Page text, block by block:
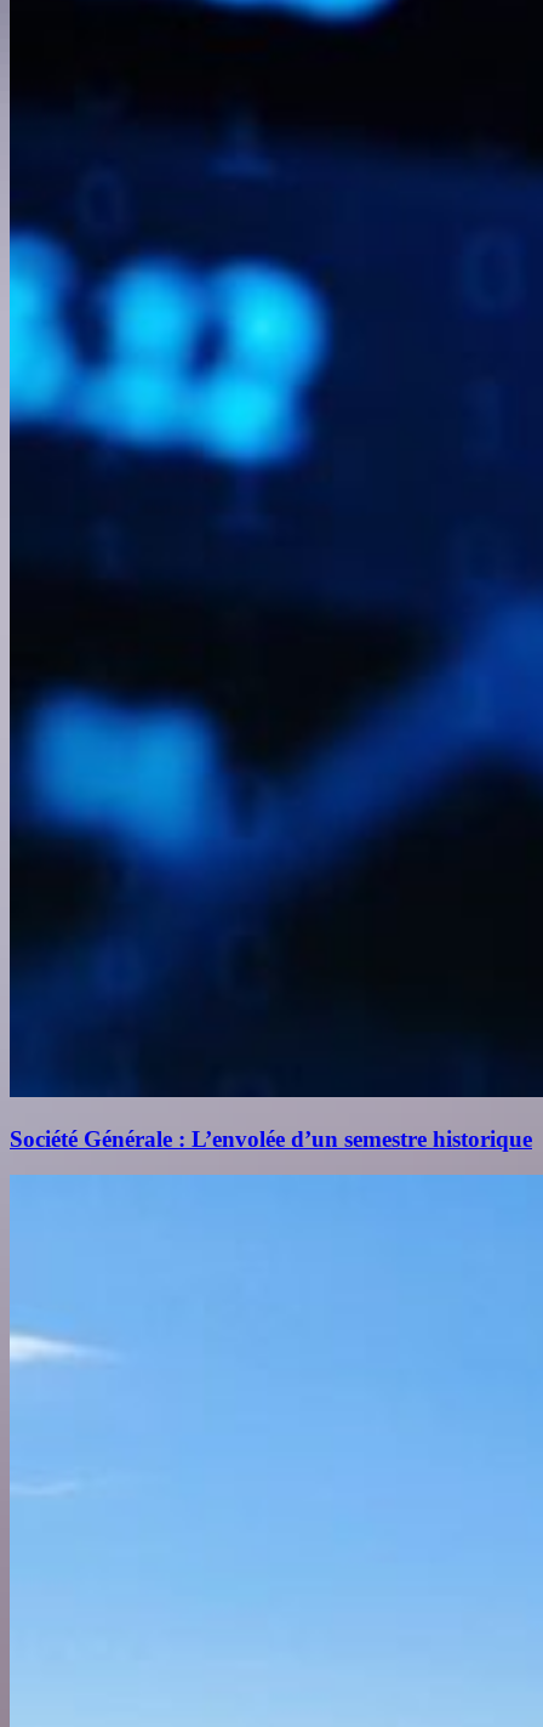
Société Générale : L’envolée d’un semestre historique